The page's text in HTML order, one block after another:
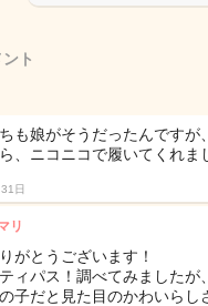
ト
も娘がそうだったんです
、ニコニコで履いてくれま
日
リ
がとうございます！
ィパス！調べてみました
子だと見た目のかわいらし